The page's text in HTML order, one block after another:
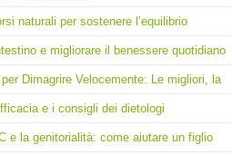
naturali per sostenere l’equilibrio
e migliorare il benessere quotidiano
Dimagrire Velocemente: Le migliori, la
e i consigli dei dietologi
e la genitorialità: come aiutare un figlio